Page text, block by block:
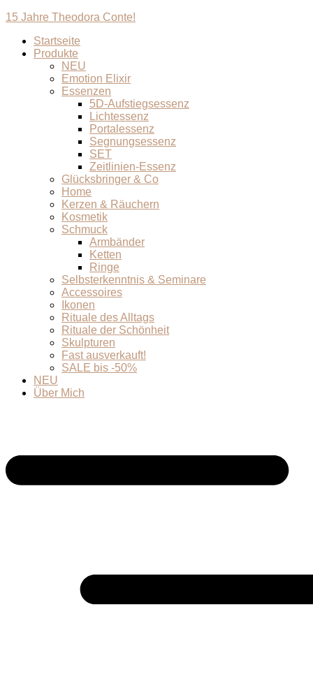
15 Jahre Theodora Conte!
Startseite
Produkte
NEU
Emotion Elixir
Essenzen
5D-Aufstiegsessenz
Lichtessenz
Portalessenz
Segnungsessenz
SET
Zeitlinien-Essenz
Glücksbringer & Co
Home
Kerzen & Räuchern
Kosmetik
Schmuck
Armbänder
Ketten
Ringe
Selbsterkenntnis & Seminare
Accessoires
Ikonen
Rituale des Alltags
Rituale der Schönheit
Skulpturen
Fast ausverkauft!
SALE bis -50%
NEU
Über Mich